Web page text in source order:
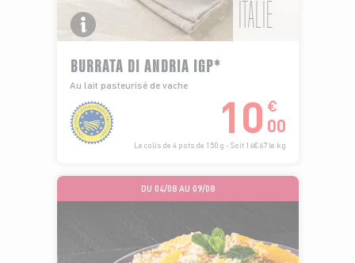
ITALIE
BURRATA DI ANDRIA IGP*
Au lait pasteurisé de vache
10 €
00
Le colis de 4 pots de 150 g - Soit 16€67 le kg
DU 04/08 AU 09/08